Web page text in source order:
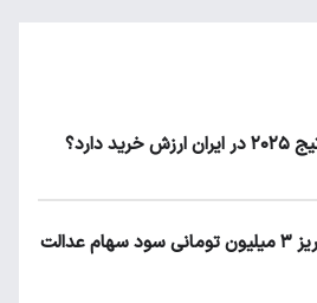
دارد؟
ماجرای واریز ۳ میلیون تومانی سود سهام عدالت